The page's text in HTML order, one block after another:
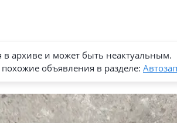
в архиве и может быть неактуальным.
объявления в разделе: